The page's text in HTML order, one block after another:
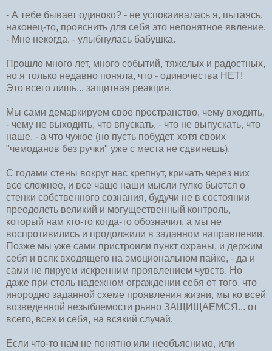
- А тебе бывает одиноко? - не успокаивалась я, пытаясь,
наконец-то, прояснить для себя это непонятное явление.
- Мне некогда, - улыбнулась бабушка.
Прошло много лет, много событий, тяжелых и радостных,
но я только недавно поняла, что - одиночества НЕТ!
Это всего лишь... защитная реакция.
Мы сами демаркируем свое пространство, чему входить,
- чему не выходить, что впускать, - что не выпускать, что
наше, - а что чужое (но пусть побудет, хотя своих
"чемоданов без ручки" уже с места не сдвинешь).
С годами стены вокруг нас крепнут, кричать через них
все сложнее, и все чаще наши мысли гулко бьются о
стенки собственного сознания, будучи не в состоянии
преодолеть великий и могущественный контроль,
который нам кто-то когда-то обозначил, а мы не
воспротивились и продолжили в заданном направлении.
Позже мы уже сами пристроили пункт охраны, и держим
себя и всяк входящего на эмоциональном пайке, - да и
сами не пируем искренним проявлением чувств. Но
даже при столь надежном ограждении себя от того, что
инородно заданной схеме проявления жизни, мы ко всей
возведенной незыблемости рьяно ЗАЩИЩАЕМСЯ... от
всего, всех и себя, на всякий случай.
Если что-то нам не понятно или необъяснимо, или